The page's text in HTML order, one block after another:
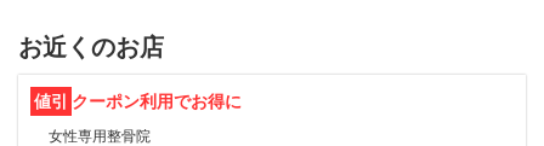
お近くのお店
値引 クーポン利用でお得に
女性専用整骨院